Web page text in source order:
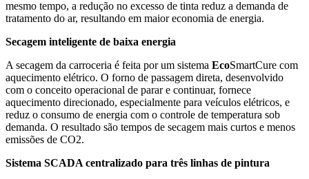
mesmo tempo, a redução no excesso de tinta reduz a demanda de
tratamento do ar, resultando em maior economia de energia.
Secagem inteligente de baixa energia
A secagem da carroceria é feita por um sistema EcoSmartCure com
aquecimento elétrico. O forno de passagem direta, desenvolvido
com o conceito operacional de parar e continuar, fornece
aquecimento direcionado, especialmente para veículos elétricos, e
reduz o consumo de energia com o controle de temperatura sob
demanda. O resultado são tempos de secagem mais curtos e menos
emissões de CO2.
Sistema SCADA centralizado para três linhas de pintura